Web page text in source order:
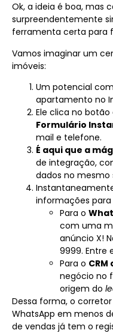
Ok, a ideia é boa, mas
surpreendentemente
ferramenta certa para
Vamos imaginar um
imóveis:
Um potencial
apartamento no
Ele clica no botão
Formulário
mail e telefone.
É aqui que a
de integração,
dados no mesmo
informações para
Para o
com uma
anúncio X!
9999. Entre
Para o
negócio no
origem do
Dessa forma, o
WhatsApp em menos
de vendas já tem o